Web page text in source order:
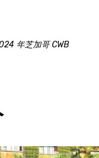
年芝加哥 CWB